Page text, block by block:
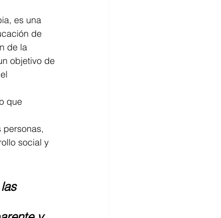
es una
de
de la
objetivo de
que
personas,
social y